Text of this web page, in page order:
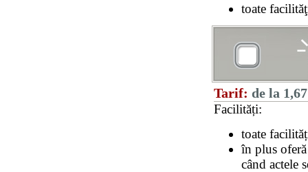
toate
Tarif: de la 1,67
Facilități:
toate
în plus
când actele